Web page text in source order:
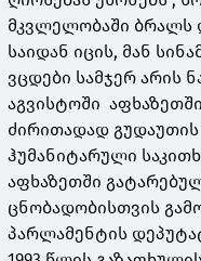
მკვლელობაში ბრალს
საიდან იცის, მან
ვცდები სამჯერ არის
აგვისტოში
ძირითადად
ჰუმანიტარული
აფხაზეთში
ცნობადობისთვის
პარლამენტის